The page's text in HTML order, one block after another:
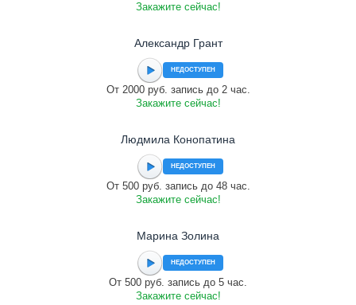
Закажите сейчас!
Александр Грант
НЕДОСТУПЕН
От 2000 руб. запись до 2 час.
Закажите сейчас!
Людмила Конопатина
НЕДОСТУПЕН
От 500 руб. запись до 48 час.
Закажите сейчас!
Марина Золина
НЕДОСТУПЕН
От 500 руб. запись до 5 час.
Закажите сейчас!